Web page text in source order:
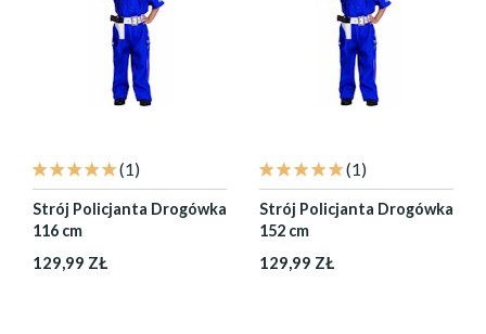
(1)
Strój Policjanta Drogówka
116 cm
129,99 ZŁ
(1)
Strój Policjanta Drogówka
152 cm
129,99 ZŁ